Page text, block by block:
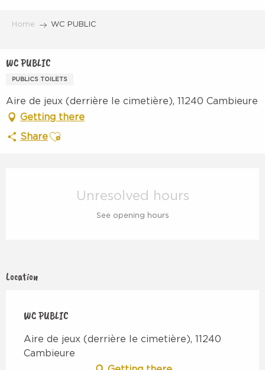
Home WC PUBLIC
WC PUBLIC
PUBLICS TOILETS
Aire de jeux (derrière le cimetière), 11240 Cambieure
Getting there
ShareAjouter aux favoris
Unresolved hours
See opening hours
Location
WC PUBLIC
Aire de jeux (derrière le cimetière), 11240
Cambieure